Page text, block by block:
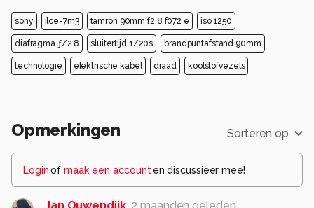
sony ilce-7m3 tamron 90mm f2.8 f072 e iso 1250
diafragma ƒ/2.8 sluitertijd 1/20s brandpuntafstand 90mm
technologie elektrische kabel draad koolstofvezels
Opmerkingen Sorteren op
Loginof maak een account en discussieer mee!